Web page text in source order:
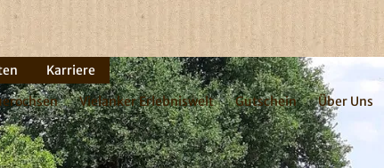
Karriere
Vielanker Erlebniswelt Gutschein Über Uns